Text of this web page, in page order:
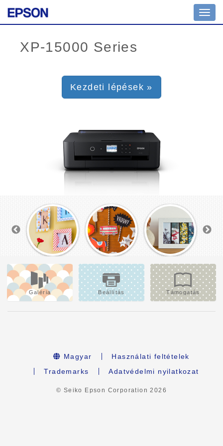
Kezdeti lépések »
Galéria Beállítás Támogatás
Magyar
Használati feltételek
Trademarks
Adatvédelmi nyilatkozat
© Seiko Epson Corporation2026